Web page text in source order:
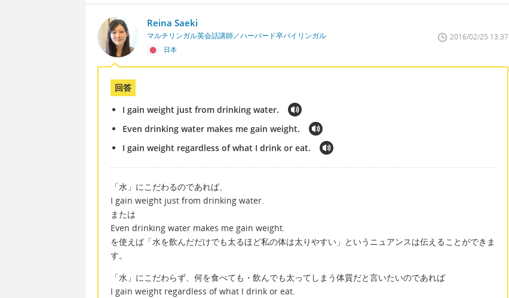
Reina Saeki
マルチリンガル英会話講師／ハーバード卒バイリンガル
日本
2016/02/25 13:37
回答
I gain weight just from drinking water.
Even drinking water makes me gain weight.
I gain weight regardless of what I drink or eat.
「水」にこだわるのであれば、
I gain weight just from drinking water.
または
Even drinking water makes me gain weight.
を使えば「水を飲んだだけでも太るほど私の体は太りやすい」というニュアンスは伝えることができま
す。
「水」にこだわらず、何を食べても・飲んでも太ってしまう体質だと言いたいのであれば
I gain weight regardless of what I drink or eat.